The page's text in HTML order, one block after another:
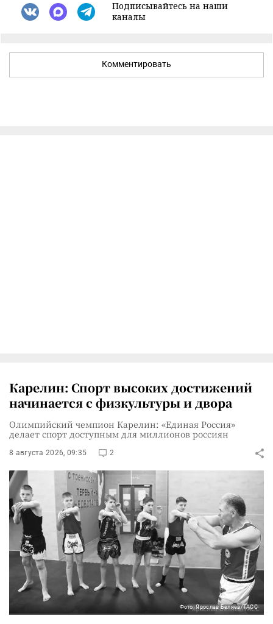
Подписывайтесь на наши
каналы
Комментировать
Карелин: Спорт высоких достижений
начинается с физкультуры и двора
Олимпийский чемпион Карелин: «Единая Россия»
делает спорт доступным для миллионов россиян
8 августа 2026, 09:35 2
Фото: Ярослав Беляев/ТАСС